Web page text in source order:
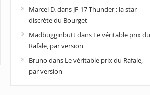
Marcel D.dans JF-17 Thunder : la star
discrète du Bourget
Madbugginbuttdans Le véritable prix du
Rafale, par version
Bruno dans Le véritable prix du Rafale,
par version